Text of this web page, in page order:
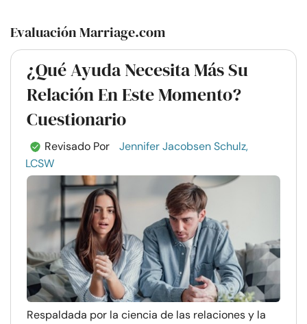
Evaluación Marriage.com
¿Qué Ayuda Necesita Más Su
Relación En Este Momento?
Cuestionario
Revisado Por
Jennifer Jacobsen Schulz,
LCSW
Respaldada por la ciencia de las relaciones y la